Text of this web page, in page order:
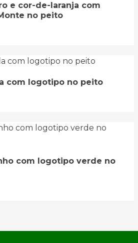
e cor-de-laranja com
no peito
com logotipo no peito
com logotipo verde no